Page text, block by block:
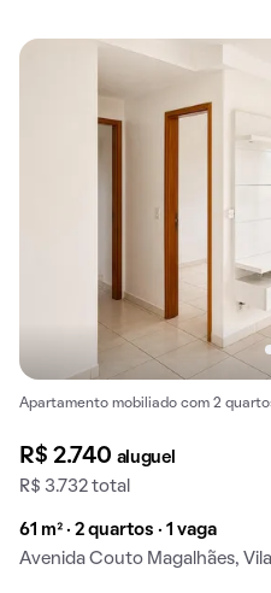
Apartamento mobiliado com 2
R$ 2.740 aluguel
R$ 3.732 total
61 m² · 2 quartos · 1 vaga
Avenida Couto Magalhães, Vila